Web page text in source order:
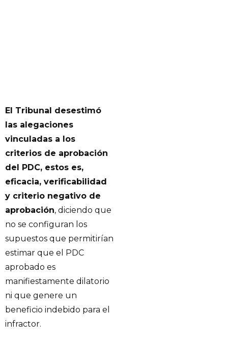
El Tribunal desestimó
las alegaciones
vinculadas a los
criterios de aprobación
del PDC, estos es,
eficacia, verificabilidad
y criterio negativo de
aprobación, diciendo que
no se configuran los
supuestos que permitirían
estimar que el PDC
aprobado es
manifiestamente dilatorio
ni que genere un
beneficio indebido para el
infractor.